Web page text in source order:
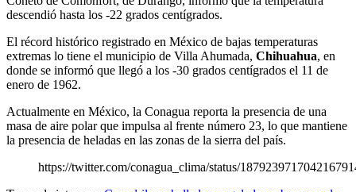
descendió hasta los -22 grados centígrados.
El récord histórico registrado en México de bajas temperaturas
extremas lo tiene el municipio de Villa Ahumada, Chihuahua, en
donde se informó que llegó a los -30 grados centígrados el 11 de
enero de 1962.
Actualmente en México, la Conagua reporta la presencia de una
masa de aire polar que impulsa al frente número 23, lo que mantiene
la presencia de heladas en las zonas de la sierra del país.
https://twitter.com/conagua_clima/status/